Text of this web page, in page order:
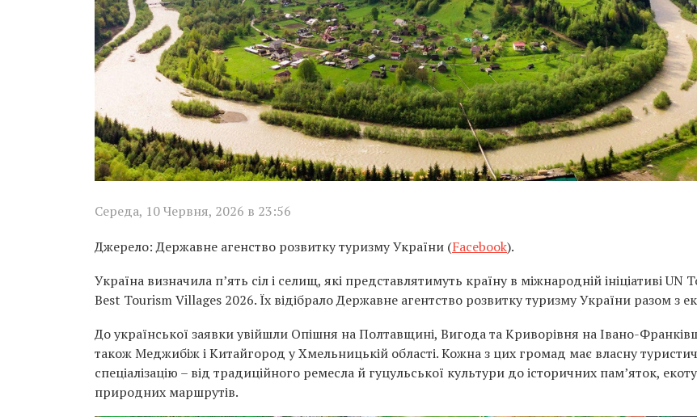
Середа, 10 Червня, 2026 в 23:56
Джерело: Державне агенство розвитку туризму України (Facebook).
Україна визначила п’ять сіл і селищ, які представлятимуть країну в міжнародній ініціативі UN
Best Tourism Villages 2026. Їх відібрало Державне агентство розвитку туризму України разом з
До української заявки увійшли Опішня на Полтавщині, Вигода та Криворівня на Івано-
також Меджибіж і Китайгород у Хмельницькій області. Кожна з цих громад має власну
спеціалізацію – від традиційного ремесла й гуцульської культури до історичних пам’яток,
природних маршрутів.